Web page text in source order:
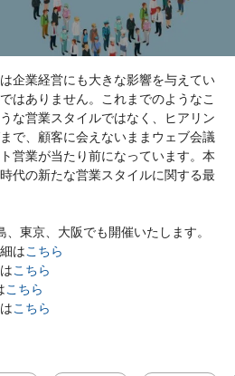
企業経営にも大きな影響を与えてい
はありません。これまでのようなこ
な営業スタイルではなく、ヒアリン
で、顧客に会えないままウェブ会議
営業が当たり前になっています。本
代の新たな営業スタイルに関する最
東京、大阪でも開催いたします。
はこちら
こちら
こちら
こちら